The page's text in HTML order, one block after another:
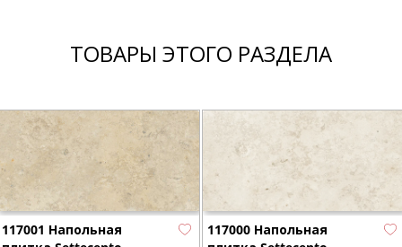
ТОВАРЫ ЭТОГО РАЗДЕЛА
117001 Напольная
117000 Напольная